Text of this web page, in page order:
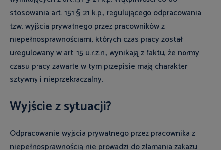
stosowania art. 151 § 21 k.p., regulującego odpracowania
tzw. wyjścia prywatnego przez pracowników z
niepełnosprawnościami, których czas pracy został
uregulowany w art. 15 u.r.z.n., wynikają z faktu, że normy
czasu pracy zawarte w tym przepisie mają charakter
sztywny i nieprzekraczalny.
Wyjście z sytuacji?
Odpracowanie wyjścia prywatnego przez pracownika z
niepełnosprawnością nie prowadzi do złamania zakazu